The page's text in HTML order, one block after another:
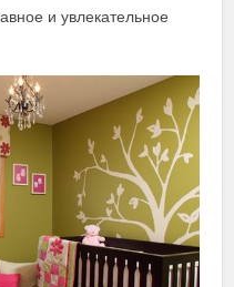
и увлекательное